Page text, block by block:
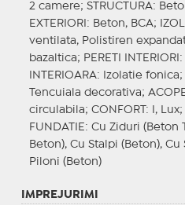
2 camere; STRUCTURA:
EXTERIORI : Beton, BCA;
ventilata, Polistiren
bazaltica; PERETI INTERIORI :
INTERIOARA: Izolatie fonica;
Tencuiala decorativa;
circulabila; CONFORT : I, Lux;
FUNDATIE : Cu Ziduri (Beton
Beton), Cu Stalpi (Beton),
Piloni (Beton)
IMPREJURIMI